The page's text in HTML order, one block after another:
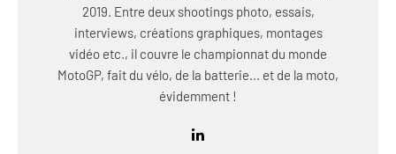
2019. Entre deux shootings photo, essais,
interviews, créations graphiques, montages
vidéo etc., il couvre le championnat du monde
MotoGP, fait du vélo, de la batterie... et de la moto,
évidemment !